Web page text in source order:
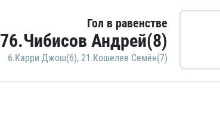
Гол в равенстве
76.Чибисов Андрей(8)
6.Карри Джош(6), 21.Кошелев Семён(7)